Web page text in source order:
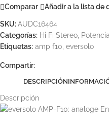
Comparar Añadir a la lista de
SKU:AUDC16464
Categorías: Hi Fi Stereo
Etiquetas: amp f10 eversolo
Compartir:
DESCRIPCIÓN
Descripción